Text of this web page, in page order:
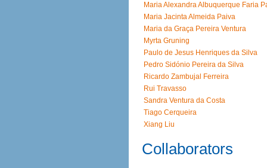
Maria Alexandra Albuquerque Faria
Maria Jacinta Almeida Paiva
Maria da Graça Pereira Ventura
Myrta Gruning
Paulo de Jesus Henriques da Silva
Pedro Sidónio Pereira da Silva
Ricardo Zambujal Ferreira
Rui Travasso
Sandra Ventura da Costa
Tiago Cerqueira
Xiang Liu
Collaborators